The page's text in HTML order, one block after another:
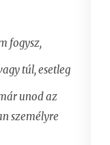
fogysz,
túl, esetleg
unod az
személyre